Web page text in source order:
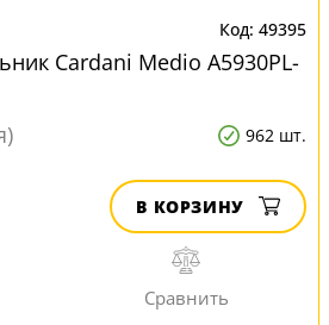
49395
Cardani Medio A5930PL-
962 шт.
В КОРЗИНУ